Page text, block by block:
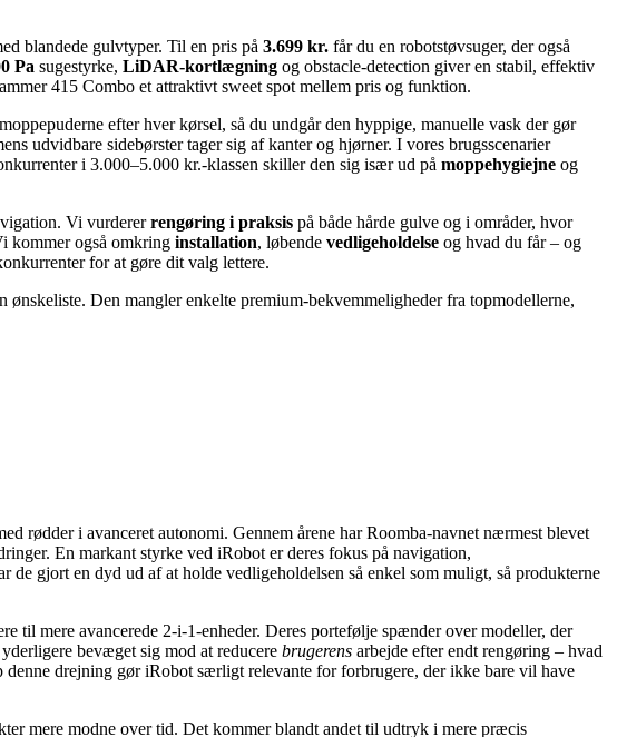
blandede gulvtyper. Til en pris på 3.699 kr. får du en robotstøvsuger, der også
Pa sugestyrke, LiDAR-kortlægning og obstacle-detection giver en stabil, effektiv
415 Combo et attraktivt sweet spot mellem pris og funktion.
moppepuderne efter hver kørsel, så du undgår den hyppige, manuelle vask der gør
udvidbare sidebørster tager sig af kanter og hjørner. I vores brugsscenarier
i 3.000–5.000 kr.-klassen skiller den sig især ud på moppehygiejne og
Vi vurdererrengøring i praksis på både hårde gulve og i områder, hvor
kommer også omkring installation, løbende vedligeholdelse og hvad du får – og
for at gøre dit valg lettere.
Den mangler enkelte premium-bekvemmeligheder fra topmodellerne,
rødder i avanceret autonomi. Gennem årene har Roomba-navnet nærmest blevet
En markant styrke ved iRobot er deres fokus på navigation,
gjort en dyd ud af at holde vedligeholdelsen så enkel som muligt, så produkterne
til mere avancerede 2-i-1-enheder. Deres portefølje spænder over modeller, der
bevæget sig mod at reducere brugerens arbejde efter endt rengøring – hvad
denne drejning gør iRobot særligt relevante for forbrugere, der ikke bare vil have
mere modne over tid. Det kommer blandt andet til udtryk i mere præcis